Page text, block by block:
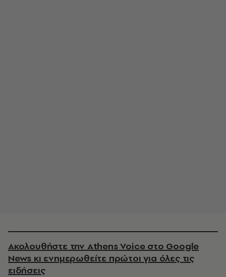
Ακολουθήστε την Athens Voice στο Google
News κι ενημερωθείτε πρώτοι για όλες τις
ειδήσεις